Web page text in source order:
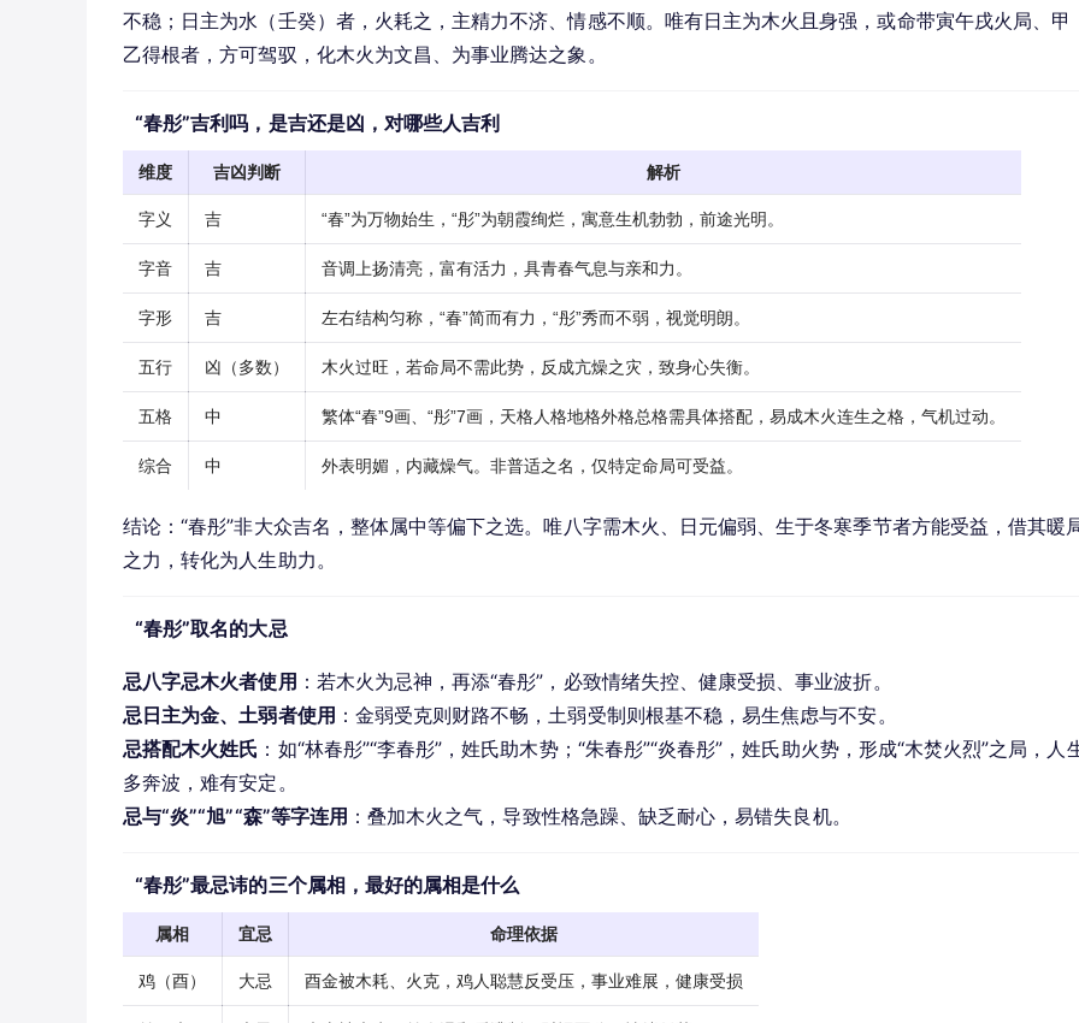
不稳；日主为水（壬癸）者，火耗之，主精力不济、情感不顺。唯有日主为木火且身强，或命带寅午戌火局、甲
乙得根者，方可驾驭，化木火为文昌、为事业腾达之象。
“春彤”吉利吗，是吉还是凶，对哪些人吉利
维度 吉凶判断 解析
字义 吉 “春”为万物始生，“彤”为朝霞绚烂，寓意生机勃勃，前途光明。
字音 吉 音调上扬清亮，富有活力，具青春气息与亲和力。
字形 吉 左右结构匀称，“春”简而有力，“彤”秀而不弱，视觉明朗。
五行 凶（多数） 木火过旺，若命局不需此势，反成亢燥之灾，致身心失衡。
五格 中 繁体“春”9画、“彤”7画，天格人格地格外格总格需具体搭配，易成木火连生之格，气机过动。
综合 中 外表明媚，内藏燥气。非普适之名，仅特定命局可受益。
结论：“春彤”非大众吉名，整体属中等偏下之选。唯八字需木火、日元偏弱、生于冬寒季节者方能受益，借其暖
之力，转化为人生助力。
“春彤”取名的大忌
忌八字忌木火者使用 ：若木火为忌神，再添“春彤”，必致情绪失控、健康受损、事业波折。
忌日主为金、土弱者使用 ：金弱受克则财路不畅，土弱受制则根基不稳，易生焦虑与不安。
忌搭配木火姓氏 ：如“林春彤”“李春彤”，姓氏助木势；“朱春彤”“炎春彤”，姓氏助火势，形成“木焚火烈”之局，人
多奔波，难有安定。
忌与“炎”“旭”“森”等字连用 ：叠加木火之气，导致性格急躁、缺乏耐心，易错失良机。
“春彤”最忌讳的三个属相，最好的属相是什么
属相 宜忌 命理依据
鸡（酉） 大忌 酉金被木耗、火克，鸡人聪慧反受压，事业难展，健康受损